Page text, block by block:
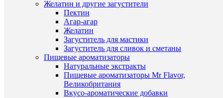
Желатин и другие загустители
Пектин
Агар-агар
Желатин
Загуститель для мастики
Загуститель для сливок и сметаны
Пищевые ароматизаторы
Натуральные экстракты
Пищевые ароматизаторы Mr Flavor,
Великобритания
Вкусо-ароматические добавки